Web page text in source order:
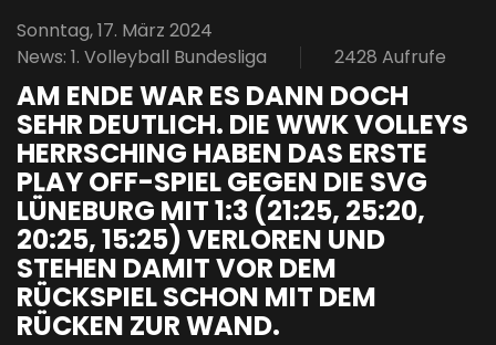
Sonntag, 17. März 2024
News: 1. Volleyball Bundesliga
2428 Aufrufe
AM ENDE WAR ES DANN DOCH
SEHR DEUTLICH. DIE WWK VOLLEYS
HERRSCHING HABEN DAS ERSTE
PLAY OFF-SPIEL GEGEN DIE SVG
LÜNEBURG MIT 1:3 (21:25, 25:20,
20:25, 15:25) VERLOREN UND
STEHEN DAMIT VOR DEM
RÜCKSPIEL SCHON MIT DEM
RÜCKEN ZUR WAND.